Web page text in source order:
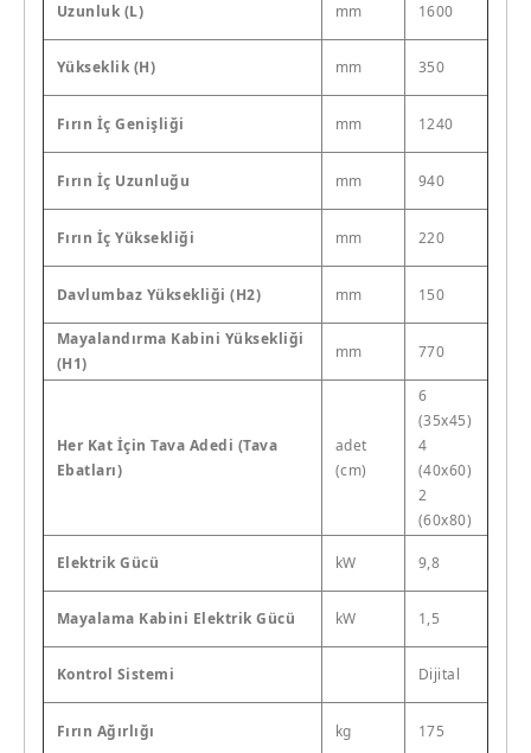
Uzunluk (L) mm 1600
Yükseklik (H) mm 350
Fırın İç Genişliği mm 1240
Fırın İç Uzunluğu mm 940
Fırın İç Yüksekliği mm 220
Davlumbaz Yüksekliği (H2) mm 150
Mayalandırma Kabini Yüksekliği
(H1)
mm 770
Her Kat İçin Tava Adedi (Tava
Ebatları)
adet
(cm)
6
(35x45)
4
(40x60)
2
(60x80)
Elektrik Gücü kW 9,8
Mayalama Kabini Elektrik Gücü kW 1,5
Kontrol Sistemi Dijital
Fırın Ağırlığı kg 175